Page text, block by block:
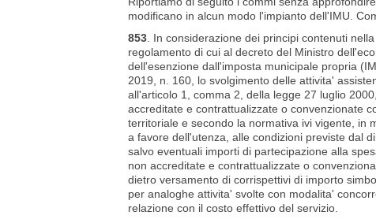
modificano in alcun modo l'impianto dell'IMU.
853 . In considerazione dei principi contenuti
regolamento di cui al decreto del Ministro
dell'esenzione dall'imposta municipale propria
2019, n. 160, lo svolgimento delle attivita'
all'articolo 1, comma 2, della legge 27 luglio
accreditate e contrattualizzate o convenzionate
territoriale e secondo la normativa ivi vigente, in
a favore dell'utenza, alle condizioni previste dal
salvo eventuali importi di partecipazione alla
non accreditate e contrattualizzate o
dietro versamento di corrispettivi di importo
per analoghe attivita' svolte con modalita'
relazione con il costo effettivo del servizio.